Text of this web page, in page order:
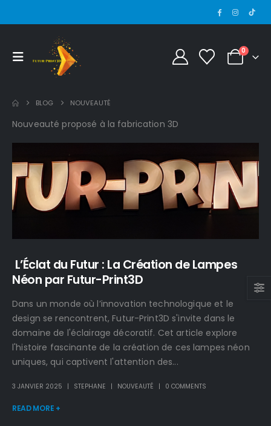
0
BLOG NOUVEAUTÉ
Nouveauté proposé à la fabrication 3D
L’Éclat du Futur : La Création de Lampes
Néon par Futur-Print3D
Dans un monde où l’innovation technologique et le
design se rencontrent, Futur-Print3D s'invite dans le
domaine de l'éclairage décoratif. Cet article explore
l'histoire fascinante de la création de ces lampes néon
uniques, qui captivent l'attention des...
3 JANVIER 2025 STEPHANE NOUVEAUTÉ 0 COMMENTS
READ MORE +